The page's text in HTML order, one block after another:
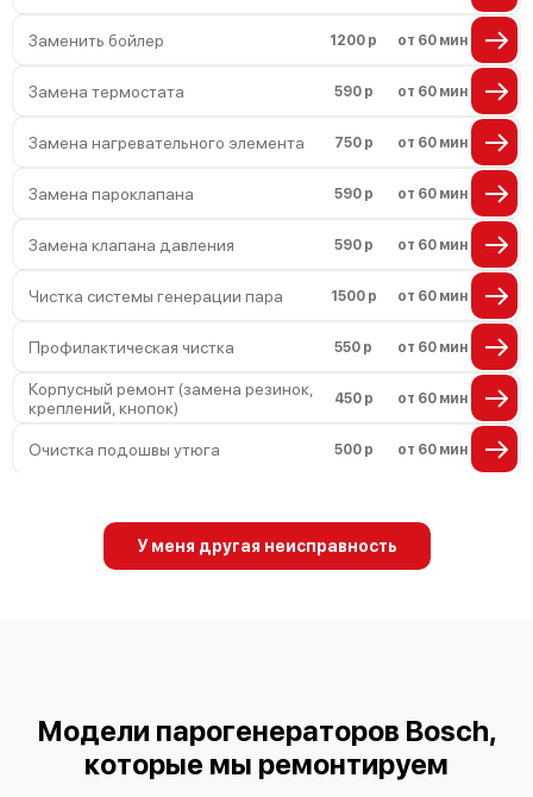
Заменить бойлер 1200 р от 60 мин
Замена термостата 590 р от 60 мин
Замена нагревательного элемента 750 р от 60 мин
Замена пароклапана 590 р от 60 мин
Замена клапана давления 590 р от 60 мин
Чистка системы генерации пара 1500 р от 60 мин
Профилактическая чистка 550 р от 60 мин
Корпусный ремонт (замена резинок,
креплений, кнопок)
450 р от 60 мин
Очистка подошвы утюга 500 р от 60 мин
Ремонт/замена датчика
температуры
590 р
У меня другая неисправность
Модели парогенераторов Bosch,
которые мы ремонтируем